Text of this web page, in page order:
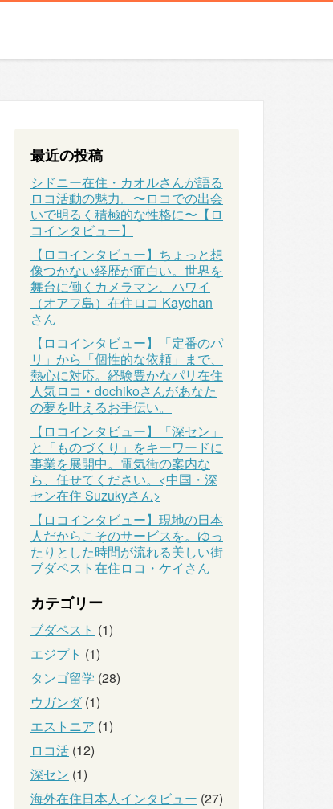
最近の投稿
シドニー在住・カオルさんが語る
ロコ活動の魅力。〜ロコでの出会
いで明るく積極的な性格に〜【ロ
コインタビュー】
【ロコインタビュー】ちょっと想
像つかない経歴が面白い。世界を
舞台に働くカメラマン、ハワイ
（オアフ島）在住ロコ Kaychan
さん
【ロコインタビュー】「定番のパ
リ」から「個性的な依頼」まで、
熱心に対応。経験豊かなパリ在住
人気ロコ・dochikoさんがあなた
の夢を叶えるお手伝い。
【ロコインタビュー】「深セン」
と「ものづくり」をキーワードに
事業を展開中。電気街の案内な
ら、任せてください。<中国・深
セン在住 Suzukyさん>
【ロコインタビュー】現地の日本
人だからこそのサービスを。ゆっ
たりとした時間が流れる美しい街
ブダペスト在住ロコ・ケイさん
カテゴリー
ブダペスト (1)
エジプト (1)
タンゴ留学 (28)
ウガンダ(1)
エストニア (1)
ロコ活 (12)
深セン (1)
海外在住日本人インタビュー (27)